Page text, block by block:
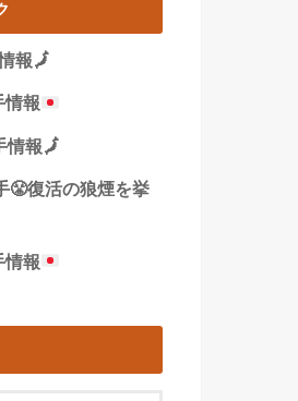
報🗾
情報
情報🗾
😤復活の狼煙を挙
情報